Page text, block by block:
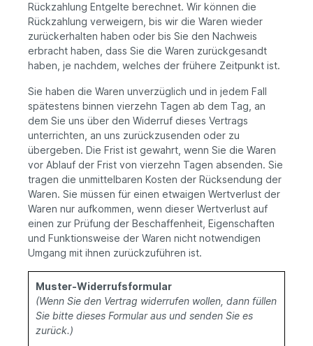
Rückzahlung Entgelte berechnet. Wir können die
Rückzahlung verweigern, bis wir die Waren wieder
zurückerhalten haben oder bis Sie den Nachweis
erbracht haben, dass Sie die Waren zurückgesandt
haben, je nachdem, welches der frühere Zeitpunkt ist.
Sie haben die Waren unverzüglich und in jedem Fall
spätestens binnen vierzehn Tagen ab dem Tag, an
dem Sie uns über den Widerruf dieses Vertrags
unterrichten, an uns zurückzusenden oder zu
übergeben. Die Frist ist gewahrt, wenn Sie die Waren
vor Ablauf der Frist von vierzehn Tagen absenden. Sie
tragen die unmittelbaren Kosten der Rücksendung der
Waren. Sie müssen für einen etwaigen Wertverlust der
Waren nur aufkommen, wenn dieser Wertverlust auf
einen zur Prüfung der Beschaffenheit, Eigenschaften
und Funktionsweise der Waren nicht notwendigen
Umgang mit ihnen zurückzuführen ist.
Muster-Widerrufsformular
(Wenn Sie den Vertrag widerrufen wollen, dann füllen
Sie bitte dieses Formular aus und senden Sie es
zurück.)